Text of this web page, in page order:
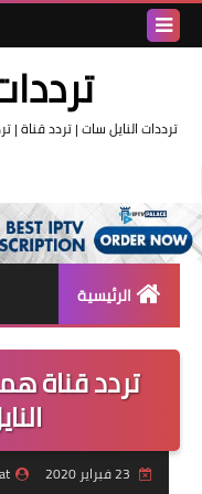
الرئيسية